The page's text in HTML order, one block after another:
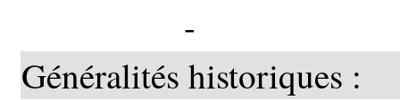
-
Généralités historiques :